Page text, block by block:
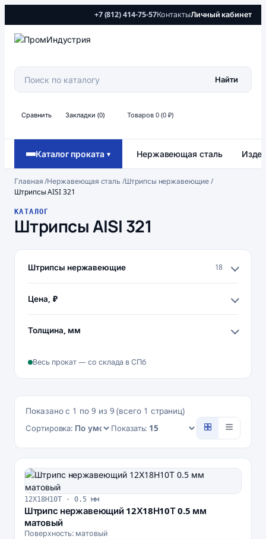
+7 (812) 414-75-57КонтактыЛичный кабинет
Найти
Сравнить Закладки (0) Товаров 0 (0 ₽)
Каталог проката ▾ Нержавеющая сталь
Главная/Нержавеющая сталь /Штрипсы нержавеющие/
Штрипсы AISI 321
КАТАЛОГ
Штрипсы AISI 321
Штрипсы нержавеющие 18
Цена, ₽
Толщина, мм
Весь прокат — со склада в СПб
Показано с 1 по 9 из 9 (всего 1 страниц)
Сортировка:
Показать:
12Х18Н10Т · 0.5 мм
Штрипс нержавеющий 12Х18Н10Т 0.5 мм
матовый
Поверхность: матовый